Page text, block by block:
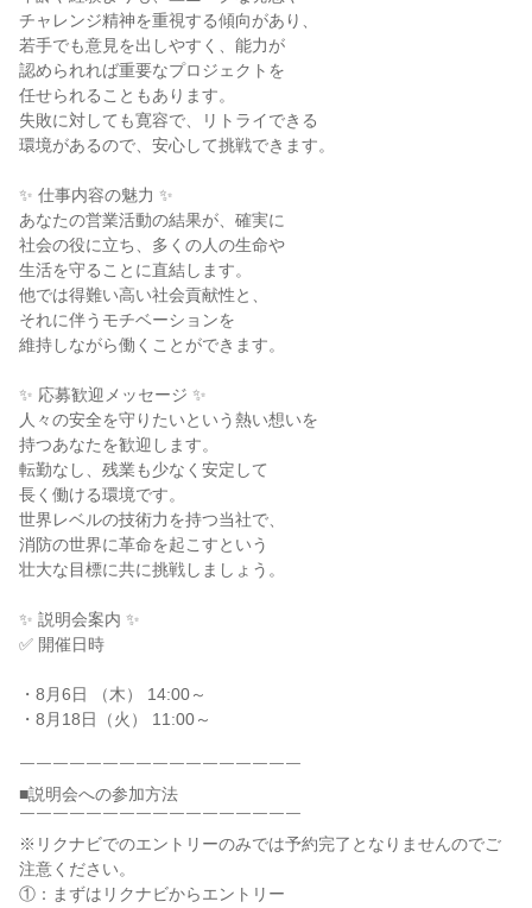
チャレンジ精神を重視する傾向があり、
若手でも意見を出しやすく、能力が
認められれば重要なプロジェクトを
任せられることもあります。
失敗に対しても寛容で、リトライできる
環境があるので、安心して挑戦できます。
✨ 仕事内容の魅力 ✨
あなたの営業活動の結果が、確実に
社会の役に立ち、多くの人の生命や
生活を守ることに直結します。
他では得難い高い社会貢献性と、
それに伴うモチベーションを
維持しながら働くことができます。
✨ 応募歓迎メッセージ ✨
人々の安全を守りたいという熱い想いを
持つあなたを歓迎します。
転勤なし、残業も少なく安定して
長く働ける環境です。
世界レベルの技術力を持つ当社で、
消防の世界に革命を起こすという
壮大な目標に共に挑戦しましょう。
✨ 説明会案内 ✨
✅ 開催日時
・8月6日 （木） 14:00～
・8月18日（火） 11:00～
￣￣￣￣￣￣￣￣￣￣￣￣￣￣￣￣￣
■説明会への参加方法
￣￣￣￣￣￣￣￣￣￣￣￣￣￣￣￣￣
※リクナビでのエントリーのみでは予約完了となりませんのでご
注意ください。
①：まずはリクナビからエントリー